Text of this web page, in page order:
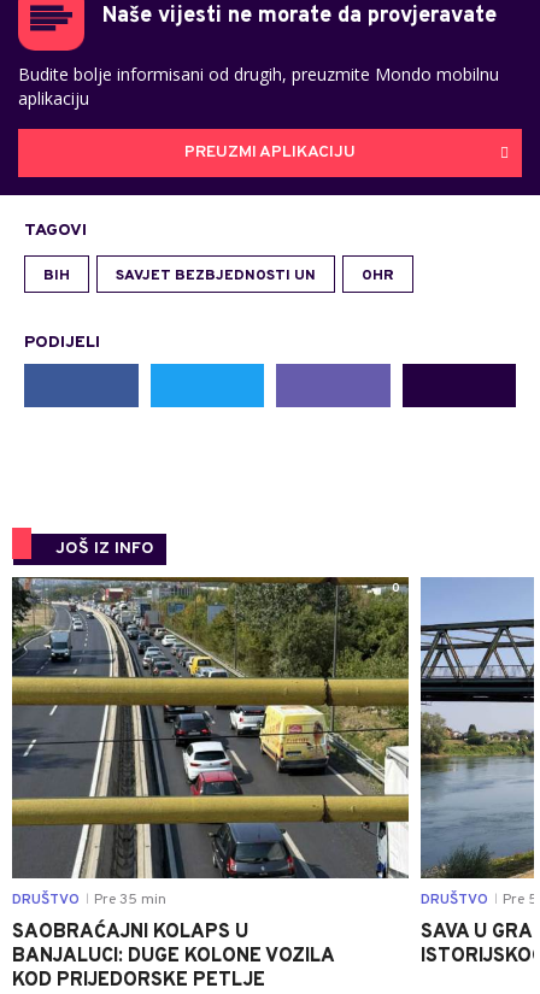
Naše vijesti ne morate da provjeravate
Budite bolje informisani od drugih, preuzmite Mondo mobilnu
aplikaciju
PREUZMI APLIKACIJU
TAGOVI
BIH SAVJET BEZBJEDNOSTI UN OHR
PODIJELI
JOŠ IZ INFO
0
DRUŠTVO Pre 35 min
SAOBRAĆAJNI KOLAPS U
BANJALUCI: DUGE KOLONE VOZILA
KOD PRIJEDORSKE PETLJE
DRUŠTVO Pre
SAVA U